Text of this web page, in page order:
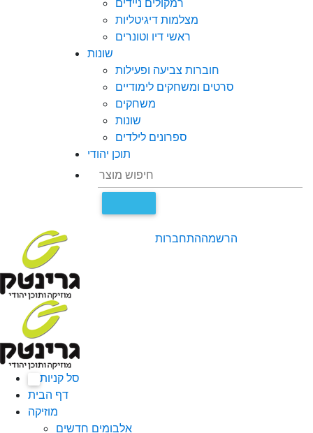
רמקולים ניידים
מצלמות דיגיטליות
ראשי דיו וטונרים
שונות
חוברות צביעה ופעילות
סרטים ומשחקים לימודיים
משחקים
שונות
ספרונים לילדים
תוכן יהודי
התחברותהרשמה
סל קניות
דף הבית
מוזיקה
אלבומים חדשים